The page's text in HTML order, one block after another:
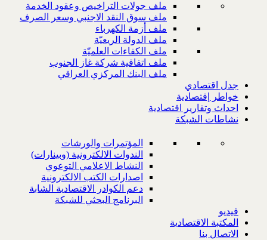
ملف جولات التراخيص وعقود الخدمة
ملف سوق النقد الاجنبي وسعر الصرف
ملف أزمة الكهرباء
ملف الدولة الريعيّة
ملف الكفاءات العلميّة
ملف اتفاقية شركة غاز الجنوب
ملف البنك المركزي العراقي
جدل اقتصادي
خواطر إقتصادية
احداث وتقارير اقتصادية
نشاطات الشبكة
المؤتمرات والورشات
الندوات الالكترونية (وبينارات)
النشاط الاعلامي التوعوي
اصدارات الكتب الالكترونية
دعم الكوادر الاقتصادية الشابة
البرنامج البحثي للشبكة
فيديو
المكتبة الاقتصادية
الاتصال بنا